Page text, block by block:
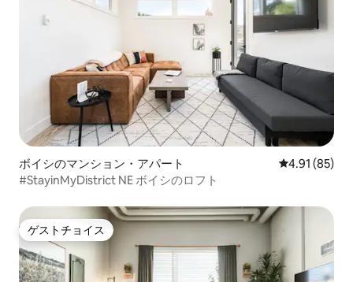
ボイシのマンション・アパート レビュー85
4.91 (85)
#StayinMyDistrict NE ボイシのロフト
ゲストチョイス
ゲストチョイス